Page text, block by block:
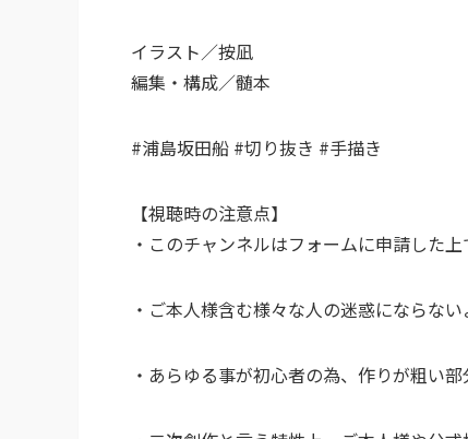
イラスト／按凪
編集・構成／髄本
#浦島坂田船 #切り抜き #手描き
【視聴時の注意点】
・このチャンネルはフォームに申請した
・ご本人様含む様々な人の迷惑にならな
・あらゆる事が初心者の為、作りが粗い